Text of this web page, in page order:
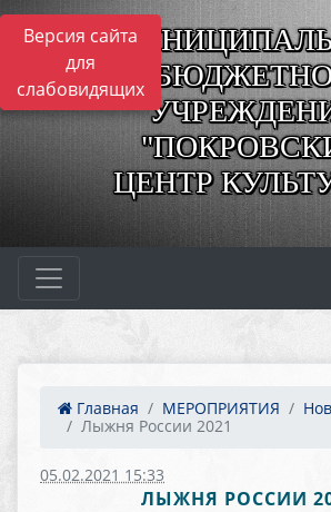
Версия сайта
для
слабовидящих
ЦЕНТР
Главная МЕРОПРИЯТИЯ
Лыжня России 2021
05.02.2021 15:33
ЛЫЖНЯ РОССИИ